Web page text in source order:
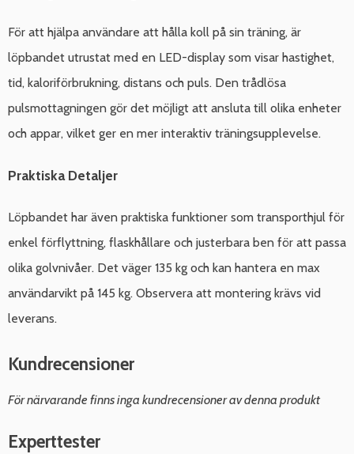
För att hjälpa användare att hålla koll på sin träning, är
löpbandet utrustat med en LED-display som visar hastighet,
tid, kaloriförbrukning, distans och puls. Den trådlösa
pulsmottagningen gör det möjligt att ansluta till olika enheter
och appar, vilket ger en mer interaktiv träningsupplevelse.
Praktiska Detaljer
Löpbandet har även praktiska funktioner som transporthjul för
enkel förflyttning, flaskhållare och justerbara ben för att passa
olika golvnivåer. Det väger 135 kg och kan hantera en max
användarvikt på 145 kg. Observera att montering krävs vid
leverans.
Kundrecensioner
För närvarande finns inga kundrecensioner av denna produkt
Experttester